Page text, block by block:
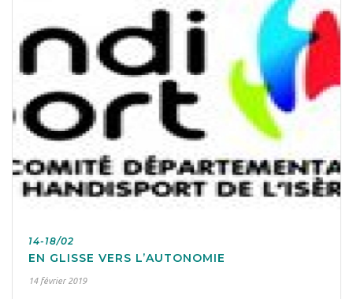
14-18/02
EN GLISSE VERS L’AUTONOMIE
14 février 2019